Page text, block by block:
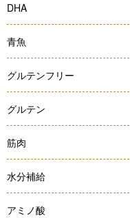
DHA
青魚
グルテンフリー
グルテン
筋肉
水分補給
アミノ酸